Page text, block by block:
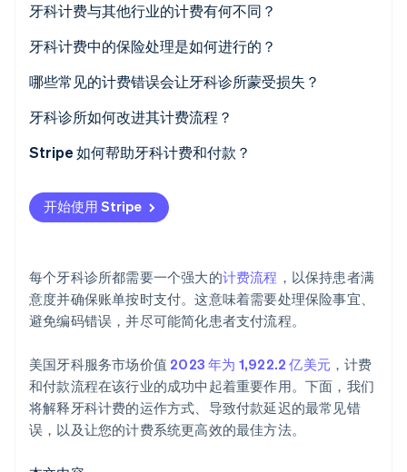
Stripe Sessions 2026
了解 Stripe 如何为 AI 构建经济基础设施。
立即观看
牙科计费与其他行业的计费有何不同？
不同的编码
不同的保险政策
更多预授权
牙科计费中的保险处理是如何进行的？
保险核实
理赔提交
保险审核
患者计费
哪些常见的计费错误会让牙科诊所蒙受损失？
编码不正确或不完整
文件记录缺失
理赔提交过晚
计费错误
牙科诊所如何改进其计费流程？
使用自动化工具和软件以减少错误
让患者付款变得简单便捷
设定明确的财务预期
Stripe 如何帮助牙科计费和付款？
支付方式
经常性付款
实践管理软件集成
开始使用 Stripe
每个牙科诊所都需要一个强大的计费流程 ，以保持患者满
意度并确保账单按时支付。这意味着需要处理保险事宜、
避免编码错误，并尽可能简化患者支付流程。
美国牙科服务市场价值 2023 年为 1,922.2 亿美元 ，计费
和付款流程在该行业的成功中起着重要作用。下面，我们
将解释牙科计费的运作方式、导致付款延迟的最常见错
误，以及让您的计费系统更高效的最佳方法。